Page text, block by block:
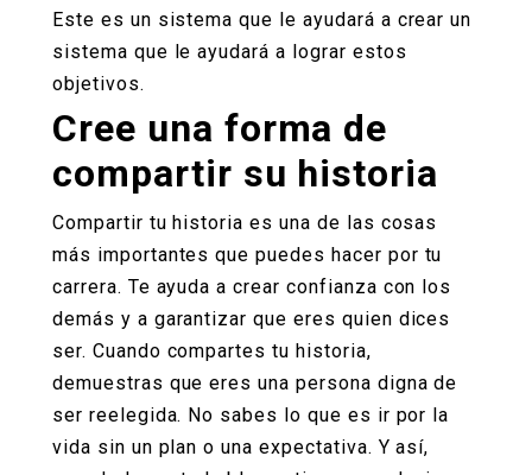
Este es un sistema que le ayudará a crear un
sistema que le ayudará a lograr estos
objetivos.
Cree una forma de
compartir su historia
Compartir tu historia es una de las cosas
más importantes que puedes hacer por tu
carrera. Te ayuda a crear confianza con los
demás y a garantizar que eres quien dices
ser. Cuando compartes tu historia,
demuestras que eres una persona digna de
ser reelegida. No sabes lo que es ir por la
vida sin un plan o una expectativa. Y así,